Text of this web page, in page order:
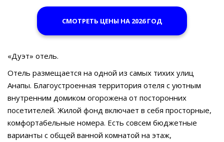
СМОТРЕТЬ ЦЕНЫ НА 2026 ГОД
«Дуэт» отель.
Отель размещается на одной из самых тихих улиц
Анапы. Благоустроенная территория отеля с уютным
внутренним домиком огорожена от посторонних
посетителей. Жилой фонд включает в себя просторные,
комфортабельные номера. Есть совсем бюджетные
варианты с общей ванной комнатой на этаж,